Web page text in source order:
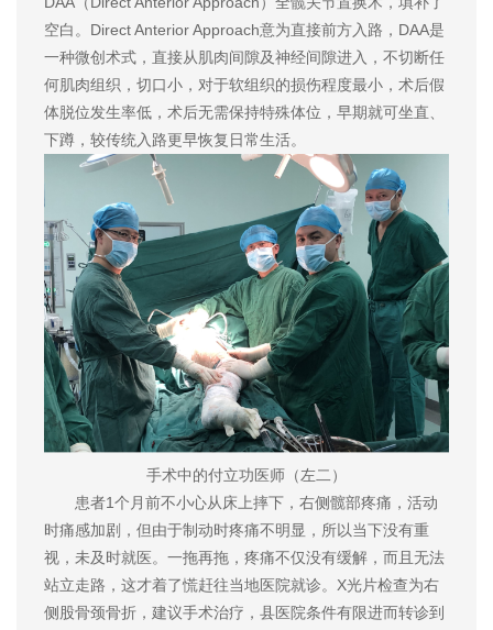
空白。Direct Anterior Approach意为直接前方入路，DAA是
一种微创术式，直接从肌肉间隙及神经间隙进入，不切断任
何肌肉组织，切口小，对于软组织的损伤程度最小，术后假
体脱位发生率低，术后无需保持特殊体位，早期就可坐直、
下蹲，较传统入路更早恢复日常生活。
手术中的付立功医师（左二）
患者1个月前不小心从床上摔下，右侧髋部疼痛，活动
时痛感加剧，但由于制动时疼痛不明显，所以当下没有重
视，未及时就医。一拖再拖，疼痛不仅没有缓解，而且无法
站立走路，这才着了慌赶往当地医院就诊。X光片检查为右
侧股骨颈骨折，建议手术治疗，县医院条件有限进而转诊到